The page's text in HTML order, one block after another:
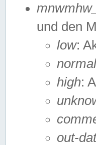
und den
low:
normal
high:
out-